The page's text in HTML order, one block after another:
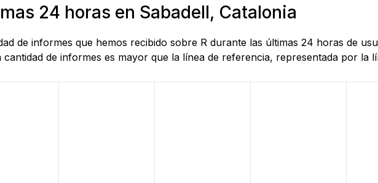
24 horas en Sabadell, Catalonia
de informes que hemos recibido sobre R durante las últimas 24 horas de
de informes es mayor que la línea de referencia, representada por la